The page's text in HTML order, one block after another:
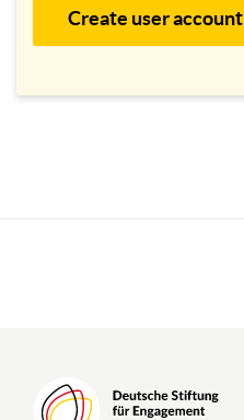
Create user account